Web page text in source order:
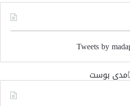
Tweets by
‏مدى بوست‏